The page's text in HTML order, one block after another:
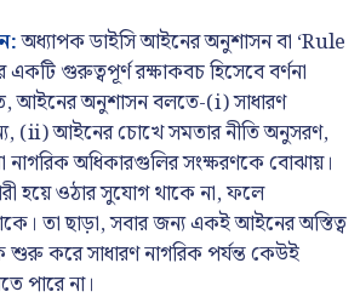
অধ্যাপক ডাইসি আইনের অনুশাসন বা ‘Rule
গুরুত্বপূর্ণ রক্ষাকবচ হিসেবে বর্ণনা
আইনের অনুশাসন বলতে-(i) সাধারণ
(ii) আইনের চোখে সমতার নীতি অনুসরণ,
নাগরিক অধিকারগুলির সংক্ষরণকে বোঝায়।
হয়ে ওঠার সুযোগ থাকে না, ফলে
থাকে। তা ছাড়া, সবার জন্য একই আইনের অস্তিত্ব
শুরু করে সাধারণ নাগরিক পর্যন্ত কেউই
পারে না।